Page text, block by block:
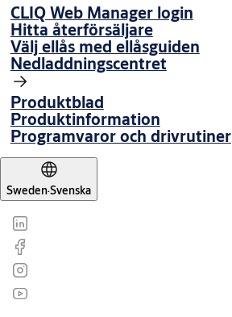
CLIQ Web Manager login
Hitta återförsäljare
Välj ellås med ellåsguiden
Nedladdningscentret
Produktblad
Produktinformation
Programvaror och drivrutiner
Sweden·Svenska